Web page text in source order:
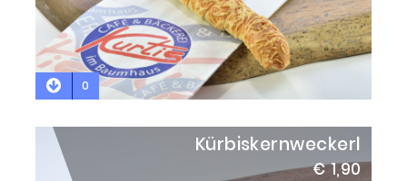
0
Kürbiskernweckerl
€ 1,90